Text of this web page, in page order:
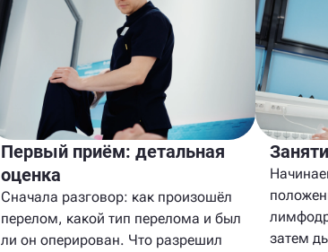
Первый приём: детальная
оценка
Сначала разговор: как произошёл
перелом, какой тип перелома и был
ли он оперирован. Что разрешил
затем